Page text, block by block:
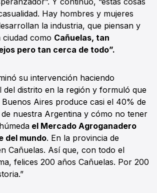
Hay hombres y mujeres
la industria, que piensan y
como Cañuelas, tan
pero tan cerca de todo”.
su intervención haciendo
del distrito en la región y formuló que
Buenos Aires produce casi el 40% de
nuestra Argentina y cómo no tener
el Mercado Agroganadero
del mundo. En la provincia de
Cañuelas. Así que, con todo el
felices 200 años Cañuelas. Por 200